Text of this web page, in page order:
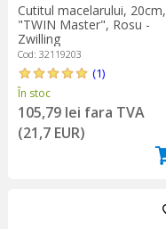
Cutitul macelarului, 20cm,
"TWIN Master", Rosu -
Zwilling
Cod: 32119203
(1)
În stoc
105,79 lei fara TVA
(21,7 EUR)